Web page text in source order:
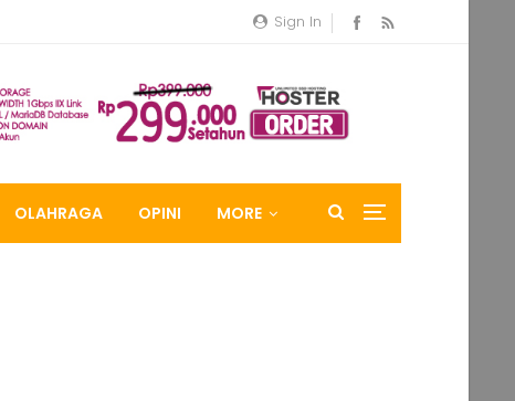
Sign In
OLAHRAGA OPINI MORE